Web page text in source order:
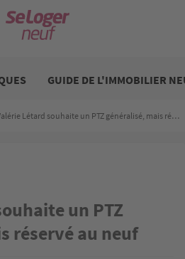
GUIDE DE L'IMMOBILIER
Létard souhaite un PTZ généralisé, mais réservé au neuf
un PTZ
réservé au neuf